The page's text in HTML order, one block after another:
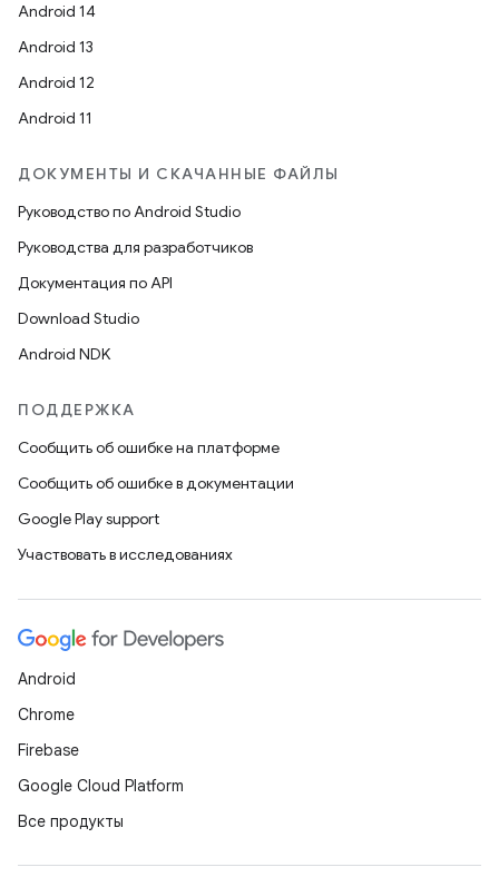
Android 14
Android 13
Android 12
Android 11
ДОКУМЕНТЫ И СКАЧАННЫЕ ФАЙЛЫ
Руководство по Android Studio
Руководства для разработчиков
Документация по API
Download Studio
Android NDK
ПОДДЕРЖКА
Сообщить об ошибке на платформе
Сообщить об ошибке в документации
Google Play support
Участвовать в исследованиях
Android
Chrome
Firebase
Google Cloud Platform
Все продукты